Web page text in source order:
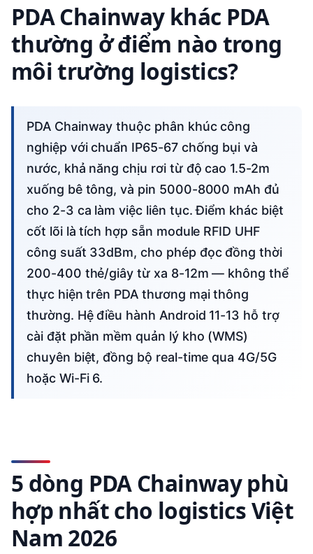
PDA Chainway khác PDA
thường ở điểm nào trong
môi trường logistics?
PDA Chainway thuộc phân khúc công
nghiệp với chuẩn IP65-67 chống bụi và
nước, khả năng chịu rơi từ độ cao 1.5-2m
xuống bê tông, và pin 5000-8000 mAh đủ
cho 2-3 ca làm việc liên tục. Điểm khác biệt
cốt lõi là tích hợp sẵn module RFID UHF
công suất 33dBm, cho phép đọc đồng thời
200-400 thẻ/giây từ xa 8-12m — không thể
thực hiện trên PDA thương mại thông
thường. Hệ điều hành Android 11-13 hỗ trợ
cài đặt phần mềm quản lý kho (WMS)
chuyên biệt, đồng bộ real-time qua 4G/5G
hoặc Wi-Fi 6.
5 dòng PDA Chainway phù
hợp nhất cho logistics Việt
Nam 2026